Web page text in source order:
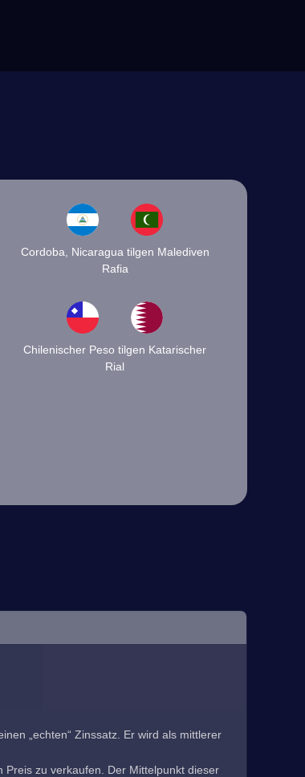
Cordoba, Nicaragua tilgen Malediven
Rafia
Chilenischer Peso tilgen Katarischer
Rial
„echten“ Zinssatz. Er wird als mittlerer
zu verkaufen. Der Mittelpunkt dieser